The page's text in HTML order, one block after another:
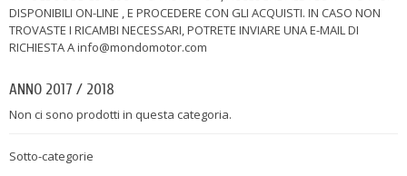
DISPONIBILI ON-LINE , E PROCEDERE CON GLI ACQUISTI. IN CASO NON
TROVASTE I RICAMBI NECESSARI, POTRETE INVIARE UNA E-MAIL DI
RICHIESTA A info@mondomotor.com
ANNO 2017 / 2018
Non ci sono prodotti in questa categoria.
Sotto-categorie